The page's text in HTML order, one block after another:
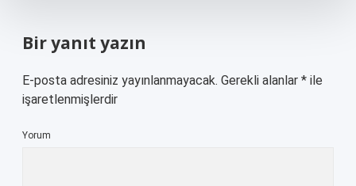
Bir yanıt yazın
E-posta adresiniz yayınlanmayacak. Gerekli alanlar * ile
işaretlenmişlerdir
Yorum